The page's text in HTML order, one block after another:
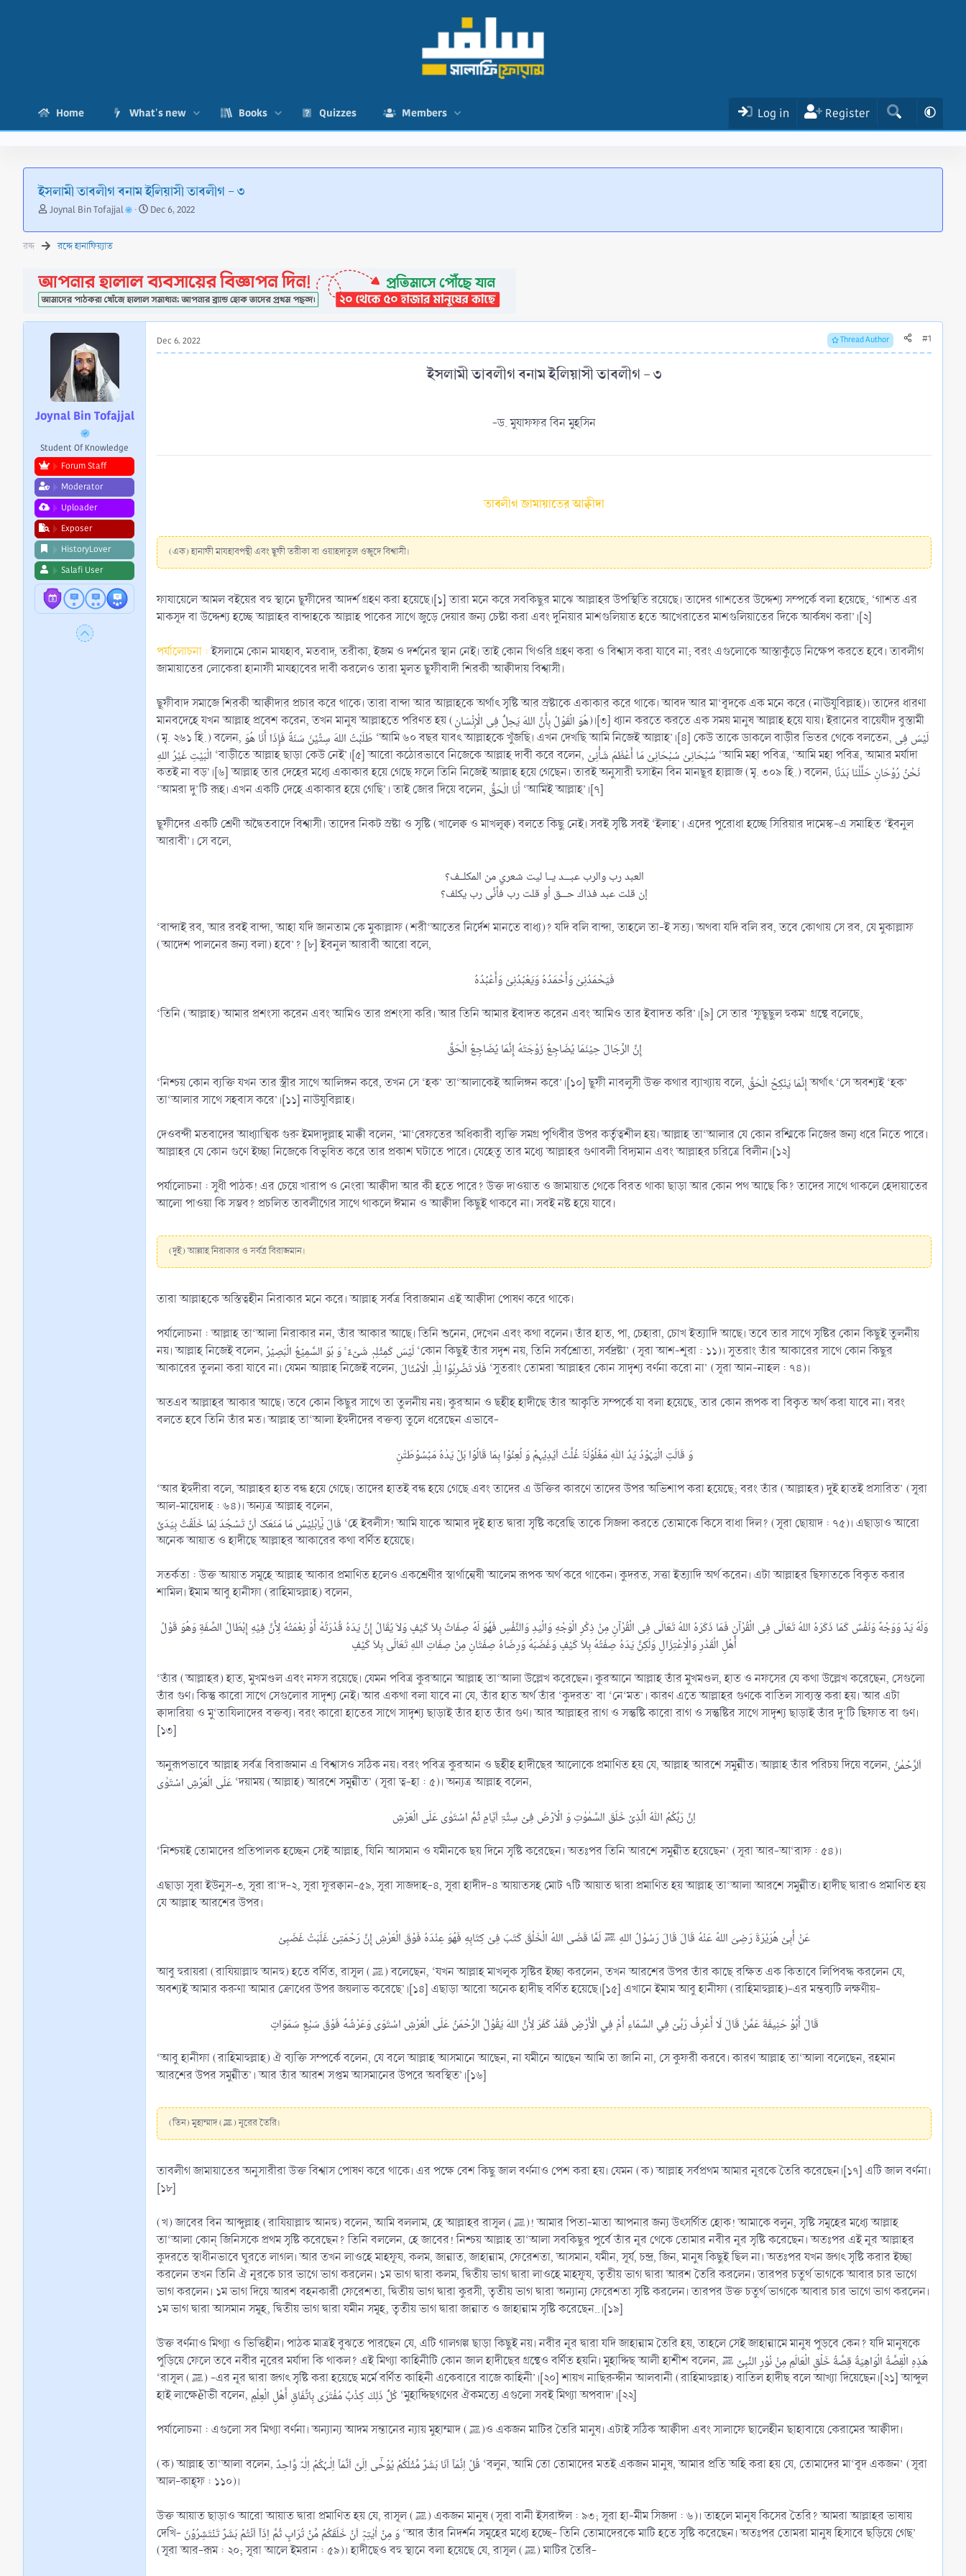
Home What's new Books Quizzes Members Log in Register
ইসলামী তাবলীগ বনাম ইলিয়াসী তাবলীগ - ৩
T
r
e
d
s
t
a
r
Joynal Bin Tofajjal
S
a
d
a
t
e
Dec 6, 2022
রদ্দ রদ্দে হানাফিয়্যাত
Joynal Bin Tofajjal
Student Of Knowledge
Forum Staff
Moderator
Uploader
Exposer
HistoryLover
Salafi User
Dec 6, 2022 Thread Author #1
ইসলামী তাবলীগ বনাম ইলিয়াসী তাবলীগ - ৩​
-ড. মুযাফফর বিন মুহসিন
তাবলীগ জামায়াতের আক্বীদা
(এক) হানাফী মাযহাবপন্থী এবং ছূফী তরীকা বা ওয়াহদাতুল ওজূদে বিশ্বাসী।
ফাযায়েলে আমল বইয়ের বহু স্থানে ছূফীদের আদর্শ গ্রহণ করা হয়েছে।[১] তারা মনে করে সবকিছুর মাঝে আল্লাহর উপস্থিতি রয়েছে। তাদের গাশতের উদ্দেশ্য সম্পর্কে বলা হয়েছে, ‘গাশত এর
মাকসূদ বা উদ্দেশ্য হচ্ছে আল্লাহর বান্দাহকে আল্লাহ পাকের সাথে জুড়ে দেয়ার জন্য চেষ্টা করা এবং দুনিয়ার মাশগুলিয়াত হতে আখেরাতের মাশগুলিয়াতের দিকে আর্কষণ করা’।[২]
পর্যালোচনা :ইসলামে কোন মাযহাব, মতবাদ, তরীকা, ইজম ও দর্শনের স্থান নেই। তাই কোন থিওরি গ্রহণ করা ও বিশ্বাস করা যাবে না; বরং এগুলোকে আস্তাকুঁড়ে নিক্ষেপ করতে হবে। তাবলীগ
জামায়াতের লোকেরা হানাফী মাযহাবের দাবী করলেও তারা মূলত ছূফীবাদী শিরকী আক্বীদায় বিশ্বাসী।
ছূফীবাদ সমাজে শিরকী আক্বীদার প্রচার করে থাকে। তারা বান্দা আর আল্লাহকে অর্থাৎ সৃষ্টি আর স্রষ্টাকে একাকার করে থাকে। আবদ আর মা‘বূদকে এক মনে করে (নাঊযুবিল্লাহ)। তাদের ধারণা
মানবদেহে যখন আল্লাহ প্রবেশ করেন, তখন মানুষ আল্লাহতে পরিণত হয় (هُوَ الْقَوْلُ بِأَنَّ اللهَ يَحِلُّ فِى الْإِنْسَانِ)।[৩] ধ্যান করতে করতে এক সময় মানুষ আল্লাহ হয়ে যায়। ইরানের বায়েযীদ বুস্তামী
(মৃ. ২৬১ হি.) বলেন, طَلَبْتُ اللهَ سِتِّيْنَ سَنَةً فَإِذَا أَنَا هُوَ ‘আমি ৬০ বছর যাবৎ আল্লাহকে খুঁজছি। এখন দেখছি আমি নিজেই আল্লাহ’।[৪] কেউ তাকে ডাকলে বাড়ীর ভিতর থেকে বলতেন, لَيْسَ فِى
الْبَيْتِ غَيْرُ اللهِ ‘বাড়ীতে আল্লাহ ছাড়া কেউ নেই’।[৫] আরো কঠোরভাবে নিজেকে আল্লাহ দাবী করে বলেন, سُبْحَانِىْ سُبْحَانِىْ مَا أَعْظَمَ شَأْنِىْ ‘আমি মহা পবিত্র, ‘আমি মহা পবিত্র, আমার মর্যাদা
কতই না বড়’।[৬] আল্লাহ তার দেহের মধ্যে একাকার হয়ে গেছে ফলে তিনি নিজেই আল্লাহ হয়ে গেছেন। তারই অনুসারী হুসাইন বিন মানছূর হাল্লাজ (মৃ. ৩০৯ হি.) বলেন, نَحْنُ رُوْحَانِ حَلَّلْنَا بَدَنًا
‘আমরা দু’টি রূহ। এখন একটি দেহে একাকার হয়ে গেছি’। তাই জোর দিয়ে বলেন, أَنَا الْحَقُّ ‘আমিই আল্লাহ’।[৭]
ছূফীদের একটি শ্রেণী অদ্বৈতবাদে বিশ্বাসী। তাদের নিকট স্রষ্টা ও সৃষ্টি (খালেক্ব ও মাখলূক্ব) বলতে কিছু নেই। সবই সৃষ্টি সবই ‘ইলাহ’। এদের পুরোধা হচ্ছে সিরিয়ার দামেস্ক-এ সমাহিত ‘ইবনুল
আরাবী’। সে বলে,
العبد رب والرب عبـــد يــا ليت شعري من المكلــف؟
‘বান্দাই রব, আর রবই বান্দা, আহা যদি জানতাম কে মুকাল্লাফ (শরী‘আতের নির্দেশ মানতে বাধ্য)? যদি বলি বান্দা, তাহলে তা-ই সত্য। অথবা যদি বলি রব, তবে কোথায় সে রব, যে মুকাল্লাফ
(আদেশ পালনের জন্য বলা) হবে’? [৮] ইবনুল আরাবী আরো বলে,
‘তিনি (আল্লাহ) আমার প্রশংসা করেন এবং আমিও তার প্রশংসা করি। আর তিনি আমার ইবাদত করেন এবং আমিও তার ইবাদত করি’।[৯] সে তার ‘ফুছূছুল হুকম’ গ্রন্থে বলেছে,
‘নিশ্চয় কোন ব্যক্তি যখন তার স্ত্রীর সাথে আলিঙ্গন করে, তখন সে ‘হক’ তা‘আলাকেই আলিঙ্গন করে’।[১০] ছূফী নাবলুসী উক্ত কথার ব্যাখ্যায় বলে, إِنَّمَا يَنْكِحُ الْحَقَّ অর্থাৎ ‘সে অবশ্যই ‘হক’
তা‘আলার সাথে সহবাস করে’।[১১] নাউযুবিল্লাহ।
দেওবন্দী মতবাদের আধ্যাত্মিক গুরু ইমদাদুল্লাহ মাক্কী বলেন, ‘মা‘রেফতের অধিকারী ব্যক্তি সমগ্র পৃথিবীর উপর কর্তৃত্বশীল হয়। আল্লাহ তা‘আলার যে কোন রশ্মিকে নিজের জন্য ধরে নিতে পারে।
আল্লাহর যে কোন গুণে ইচ্ছা নিজেকে বিভূষিত করে তার প্রকাশ ঘটাতে পারে। যেহেতু তার মধ্যে আল্লাহর গুণাবলী বিদ্যমান এবং আল্লাহর চরিত্রে বিলীন।[১২]
পর্যালোচনা : সুধী পাঠক! এর চেয়ে খারাপ ও নেংরা আক্বীদা আর কী হতে পারে? উক্ত দাওয়াত ও জামায়াত থেকে বিরত থাকা ছাড়া আর কোন পথ আছে কি? তাদের সাথে থাকলে হেদায়াতের
আলো পাওয়া কি সম্ভব? প্রচলিত তাবলীগের সাথে থাকলে ঈমান ও আক্বীদা কিছুই থাকবে না। সবই নষ্ট হয়ে যাবে।
(দুই) আল্লাহ নিরাকার ও সর্বত্র বিরাজমান।
তারা আল্লাহকে অস্তিত্বহীন নিরাকার মনে করে। আল্লাহ সর্বত্র বিরাজমান এই আক্বীদা পোষণ করে থাকে।
পর্যালোচনা : আল্লাহ তা‘আলা নিরাকার নন, তাঁর আকার আছে। তিনি শুনেন, দেখেন এবং কথা বলেন। তাঁর হাত, পা, চেহারা, চোখ ইত্যাদি আছে। তবে তার সাথে সৃষ্টির কোন কিছুই তুলনীয়
নয়। আল্লাহ নিজেই বলেন, لَیۡسَ کَمِثۡلِہٖ شَیۡءٌ ۚ وَ ہُوَ السَّمِیۡعُ الۡبَصِیۡرُ ‘কোন কিছুই তাঁর সদৃশ নয়, তিনি সর্বশ্রোতা, সর্বদ্রষ্টা’ (সূরা আশ-শূরা : ১১)। সুতরাং তাঁর আকারের সাথে কোন কিছুর
আকারের তুলনা করা যাবে না। যেমন আল্লাহ নিজেই বলেন, فَلَا تَضۡرِبُوۡا لِلّٰہِ الۡاَمۡثَالَ ‘সুতরাং তোমরা আল্লাহর কোন সাদৃশ্য বর্ণনা করো না’ (সূরা আন-নাহল : ৭৪)।
অতএব আল্লাহর আকার আছে। তবে কোন কিছুর সাথে তা তুলনীয় নয়। কুরআন ও ছহীহ হাদীছে তাঁর আকৃতি সম্পর্কে যা বলা হয়েছে, তার কোন রূপক বা বিকৃত অর্থ করা যাবে না। বরং
বলতে হবে তিনি তাঁর মত। আল্লাহ তা‘আলা ইহুদীদের বক্তব্য তুলে ধরেছেন এভাবে-
وَ قَالَتِ الۡیَہُوۡدُ یَدُ اللّٰہِ مَغۡلُوۡلَۃٌ غُلَّتۡ اَیۡدِیۡہِمۡ وَ لُعِنُوۡا بِمَا قَالُوۡا بَلۡ یَدٰہُ مَبۡسُوۡطَتٰنِ​
‘আর ইহুদীরা বলে, আল্লাহর হাত বন্ধ হয়ে গেছে। তাদের হাতই বন্ধ হয়ে গেছে এবং তাদের এ উক্তির কারণে তাদের উপর অভিশাপ করা হয়েছে; বরং তাঁর (আল্লাহর) দুই হাতই প্রসারিত’ (সূরা
আল-মায়েদাহ : ৬৪)। অন্যত্র আল্লাহ বলেন,
قَالَ یٰۤاِبۡلِیۡسُ مَا مَنَعَکَ اَنۡ تَسۡجُدَ لِمَا خَلَقۡتُ بِیَدَیَّ ‘হে ইবলীস! আমি যাকে আমার দুই হাত দ্বারা সৃষ্টি করেছি তাকে সিজদা করতে তোমাকে কিসে বাধা দিল? (সূরা ছোয়াদ : ৭৫)। এছাড়াও আরো
অনেক আয়াত ও হাদীছে আল্লাহর আকারের কথা বর্ণিত হয়েছে।
সতর্কতা : উক্ত আয়াত সমূহে আল্লাহ আকার প্রমাণিত হলেও একশ্রেণীর স্বার্থান্বেষী আলেম রূপক অর্থ করে থাকেন। কুদরত, সত্তা ইত্যাদি অর্থ করেন। এটা আল্লাহর ছিফাতকে বিকৃত করার
শামিল। ইমাম আবু হানীফা (রাহিমাহুল্লাহ) বলেন,
وَلَهُ يَدٌ وَوَجْهٌ وَنَفْسٌ كَمَا ذَكَرَهُ اللهُ تَعَالَى فِى الْقُرْآنِ فَمَا ذَكَرَهُ اللهُ تَعَالَى فِى الْقُرْآنِ مِنْ ذِكْرِ الْوَجْهِ وَالْيَدِ وَالنَّفْسِ فَهُوَ لَهُ صِفَاتٌ بِلاَ كَيْفٍ وَلاَ يُقَالُ إِنَّ يَدَهُ قُدْرَتُهْ أَوْ نِعْمَتُهُ لِأَنَّ فِيْهِ إِبْطَالُ الصِّفَةِ وَهُوَ قَوْلُ
‘তাঁর (আল্লাহর) হাত, মুখমণ্ডল এবং নফস রয়েছে। যেমন পবিত্র কুরআনে আল্লাহ তা‘আলা উল্লেখ করেছেন। কুরআনে আল্লাহ তাঁর মুখমণ্ডল, হাত ও নফসের যে কথা উল্লেখ করেছেন, সেগুলো
তাঁর গুণ। কিন্তু কারো সাথে সেগুলোর সাদৃশ্য নেই। আর একথা বলা যাবে না যে, তাঁর হাত অর্থ তাঁর ‘কুদরত’ বা ‘নে‘মত’। কারণ এতে আল্লাহর গুণকে বাতিল সাব্যস্ত করা হয়। আর এটা
ক্বাদারিয়া ও মু‘তাযিলাদের বক্তব্য। বরং কারো হাতের সাথে সাদৃশ্য ছাড়াই তাঁর হাত তাঁর গুণ। আর আল্লাহর রাগ ও সন্তুষ্টি কারো রাগ ও সন্তুষ্টির সাথে সাদৃশ্য ছাড়াই তাঁর দু’টি ছিফাত বা গুণ।
[১৩]
অনুরূপভাবে আল্লাহ সর্বত্র বিরাজমান এ বিশ্বাসও সঠিক নয়। বরং পবিত্র কুরআন ও ছহীহ হাদীছের আলোকে প্রমাণিত হয় যে, আল্লাহ আরশে সমুন্নীত। আল্লাহ তাঁর পরিচয় দিয়ে বলেন, اَلرَّحۡمٰنُ
عَلَی الۡعَرۡشِ اسۡتَوٰی ‘দয়াময় (আল্লাহ) আরশে সমুন্নীত’ (সূরা ত্ব-হা : ৫)। অন্যত্র আল্লাহ বলেন,
‘নিশ্চয়ই তোমাদের প্রতিপালক হচ্ছেন সেই আল্লাহ, যিনি আসমান ও যমীনকে ছয় দিনে সৃষ্টি করেছেন। অতঃপর তিনি আরশে সমুন্নীত হয়েছেন’ (সূরা আর-আ‘রাফ : ৫৪)।
এছাড়া সূরা ইউনুস-৩, সূরা রা‘দ-২, সূরা ফুরক্বান-৫৯, সূরা সাজদাহ-৪, সূরা হাদীদ-৪ আয়াতসহ মোট ৭টি আয়াত দ্বারা প্রমাণিত হয় আল্লাহ তা‘আলা আরশে সমুন্নীত। হাদীছ দ্বারাও প্রমাণিত হয়
যে আল্লাহ আরশের উপর।
আবু হুরায়রা (রাযিয়াল্লাহু আনহু) হতে বর্ণিত, রাসূল (ﷺ) বলেছেন, ‘যখন আল্লাহ মাখলূক সৃষ্টির ইচ্ছা করলেন, তখন আরশের উপর তাঁর কাছে রক্ষিত এক কিতাবে লিপিবদ্ধ করলেন যে,
অবশ্যই আমার করুণা আমার ক্রোধের উপর জয়লাভ করেছে’।[১৪] এছাড়া আরো অনেক হাদীছ বর্ণিত হয়েছে।[১৫] এখানে ইমাম আবু হানীফা (রাহিমাহুল্লাহ)-এর মন্তব্যটি লক্ষণীয়-
‘আবু হানীফা (রাহিমাহুল্লাহ) ঐ ব্যক্তি সম্পর্কে বলেন, যে বলে আল্লাহ আসমানে আছেন, না যমীনে আছেন আমি তা জানি না, সে কুফরী করবে। কারণ আল্লাহ তা‘আলা বলেছেন, রহমান
আরশের উপর সমুন্নীত’। আর তাঁর আরশ সপ্তম আসমানের উপরে অবস্থিত’।[১৬]
(তিন) মুহাম্মাদ (ﷺ) নূরের তৈরি।
তাবলীগ জামায়াতের অনুসারীরা উক্ত বিশ্বাস পোষণ করে থাকে। এর পক্ষে বেশ কিছু জাল বর্ণনাও পেশ করা হয়। যেমন (ক) আল্লাহ সর্বপ্রথম আমার নূরকে তৈরি করেছেন।[১৭] এটি জাল বর্ণনা।
[১৮]
(খ) জাবের বিন আব্দুল্লাহ (রাযিয়াল্লাহু আনহু) বলেন, আমি বললাম, হে আল্লাহর রাসূল (ﷺ)! আমার পিতা-মাতা আপনার জন্য উৎসর্গিত হোক! আমাকে বলুন, সৃষ্টি সমূহের মধ্যে আল্লাহ
তা‘আলা কোন্ জিনিসকে প্রথম সৃষ্টি করেছেন? তিনি বললেন, হে জাবের! নিশ্চয় আল্লাহ তা‘আলা সবকিছুর পূর্বে তাঁর নূর থেকে তোমার নবীর নূর সৃষ্টি করেছেন। অতঃপর এই নূর আল্লাহর
কুদরতে স্বাধীনভাবে ঘুরতে লাগল। আর তখন লাওহে মাহফূয, কলম, জান্নাত, জাহান্নাম, ফেরেশতা, আসমান, যমীন, সূর্য, চন্দ্র, জিন, মানুষ কিছুই ছিল না। অতঃপর যখন জগৎ সৃষ্টি করার ইচ্ছা
করলেন তখন তিনি ঐ নূরকে চার ভাগে ভাগ করলেন। ১ম ভাগ দ্বারা কলম, দ্বিতীয় ভাগ দ্বারা লাওহে মাহফূয, তৃতীয় ভাগ দ্বারা আরশ তৈরি করলেন। তারপর চতুর্থ ভাগকে আবার চার ভাগে
ভাগ করলেন। ১ম ভাগ দিয়ে আরশ বহনকারী ফেরেশতা, দ্বিতীয় ভাগ দ্বারা কুরসী, তৃতীয় ভাগ দ্বারা অন্যান্য ফেরেশতা সৃষ্টি করলেন। তারপর উক্ত চতুর্থ ভাগকে আবার চার ভাগে ভাগ করলেন।
১ম ভাগ দ্বারা আসমান সমূহ, দ্বিতীয় ভাগ দ্বারা যমীন সমূহ, তৃতীয় ভাগ দ্বারা জান্নাত ও জাহান্নাম সৃষ্টি করেছেন..।[১৯]
উক্ত বর্ণনাও মিথ্যা ও ভিত্তিহীন। পাঠক মাত্রই বুঝতে পারছেন যে, এটি গালগল্প ছাড়া কিছুই নয়। নবীর নূর দ্বারা যদি জাহান্নাম তৈরি হয়, তাহলে সেই জাহান্নামে মানুষ পুড়বে কেন? যদি মানুষকে
পুড়িয়ে ফেলে তবে নবীর নূরের মর্যাদা কি থাকল? এই মিথ্যা কাহিনীটি কোন জাল হাদীছের গ্রন্থেও বর্ণিত হয়নি। মুহাদ্দিছ আলী হাশীশ বলেন, هَذِهِ الْقِصَّةُ الْوَاهِيَةُ قِصَّةُ خَلْقِ الْعَالَمِ مِنْ نُوْرِ النَّبِىِّ ﷺ
‘রাসূল (ﷺ) -এর নূর দ্বারা জগৎ সৃষ্টি করা হয়েছে মর্মে বর্ণিত কাহিনী একেবারে বাজে কাহিনী’।[২০] শায়খ নাছিরুদ্দীন আলবানী (রাহিমাহুল্লাহ) বাতিল হাদীছ বলে আখ্যা দিয়েছেন।[২১] আব্দুল
হাই লাক্ষেèৗভী বলেন, كُلُّ ذَلِكَ كِذْبٌ مُفْتَرَى بِاتِّفَاقِ أَهْلِ الْعِلْمِ ‘মুহাদ্দিছগণের ঐকমত্যে এগুলো সবই মিথ্যা অপবাদ’।[২২]
পর্যালোচনা : এগুলো সব মিথ্যা বর্ণনা। অন্যান্য আদম সন্তানের ন্যায় মুহাম্মাদ (ﷺ)ও একজন মাটির তৈরি মানুষ। এটাই সঠিক আক্বীদা এবং সালাফে ছালেহীন ছাহাবায়ে কেরামের আক্বীদা।
(ক) আল্লাহ তা‘আলা বলেন, قُلۡ اِنَّمَاۤ اَنَا بَشَرٌ مِّثۡلُکُمۡ یُوۡحٰۤی اِلَیَّ اَنَّمَاۤ اِلٰـہُکُمۡ اِلٰہٌ وَّاحِدٌ ‘বলুন, আমি তো তোমাদের মতই একজন মানুষ, আমার প্রতি অহি করা হয় যে, তোমাদের মা‘বূদ একজন’ (সূরা
আল-কাহ্ফ : ১১০)।
উক্ত আয়াত ছাড়াও আরো আয়াত দ্বারা প্রমাণিত হয় যে, রাসূল (ﷺ) একজন মানুষ (সূরা বানী ইসরাঈল : ৯৩; সূরা হা-মীম সিজদা : ৬)। তাহলে মানুষ কিসের তৈরি? আমরা আল্লাহর ভাষায়
দেখি- وَ مِنۡ اٰیٰتِہٖۤ اَنۡ خَلَقَکُمۡ مِّنۡ تُرَابٍ ثُمَّ اِذَاۤ اَنۡتُمۡ بَشَرٌ تَنۡتَشِرُوۡنَ ‘আর তাঁর নিদর্শন সমূহের মধ্যে হচ্ছে- তিনি তোমাদেরকে মাটি হতে সৃষ্টি করেছেন। অতঃপর তোমরা মানুষ হিসাবে ছড়িয়ে গেছ’
(সূরা আর-রূম : ২০; সূরা আলে ইমরান : ৫৯)। হাদীছেও বহু স্থানে বলা হয়েছে যে, রাসূল (ﷺ) মাটির তৈরি-